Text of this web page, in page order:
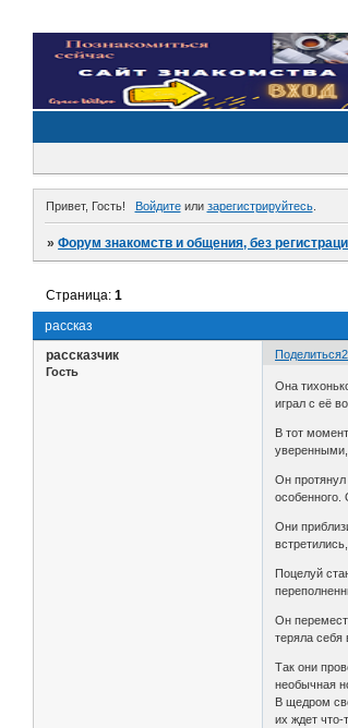
Привет, Гость! Войдитеили зарегистрируйтесь.
»Форум знакомств и общения, без
рассказ
Страница:1
Поделиться
рассказчик
Гость
Она
играл с её
В тот
уверенными,
Он протянул
особенного.
Они
Поцелуй
Он
теряла себя
Так они
необычная
В щедром
их ждет что-